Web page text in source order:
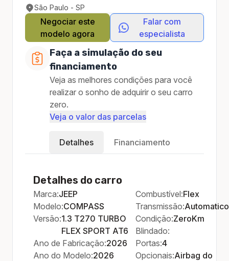
São Paulo - SP
Negociar este
modelo agora
Falar com
especialista
Faça a simulação do seu
financiamento
Veja as melhores condições para você
realizar o sonho de adquirir o seu carro
zero.
Veja o valor das parcelas
Detalhes Financiamento
Detalhes do carro
Marca:JEEP
Modelo:COMPASS
Versão:1.3 T270 TURBO
FLEX SPORT AT6
Ano de Fabricação:2026
Ano do Modelo:2026
Combustível:Flex
Transmissão:Automatico
Condição:ZeroKm
Blindado:
Portas:4
Opcionais:Airbag do